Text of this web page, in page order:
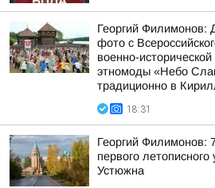
Георгий
фото с
военно-исторической
этномоды «Небо
традиционно в
18:31
Георгий Филимонов:
первого
Устюжна